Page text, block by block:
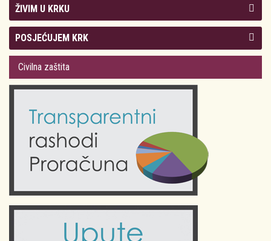
ŽIVIM U KRKU
Kolegij gradonačelnika
Gradsko vijeće
Odluke Grada Krka (Službene novine PGŽ)
Obrazovanje
Komunalne usluge
Civilni sektor (arhiva udruga)
POSJEĆUJEM KRK
Plan Grada Krka
Krk 360° VR panorama
Krk uživo
Fotogalerije
Kalendar događanja
Turistička zajednica otoka Krka
Civilna zaštita